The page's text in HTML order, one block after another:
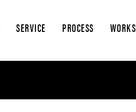
SERVICE PROCESS WORKS